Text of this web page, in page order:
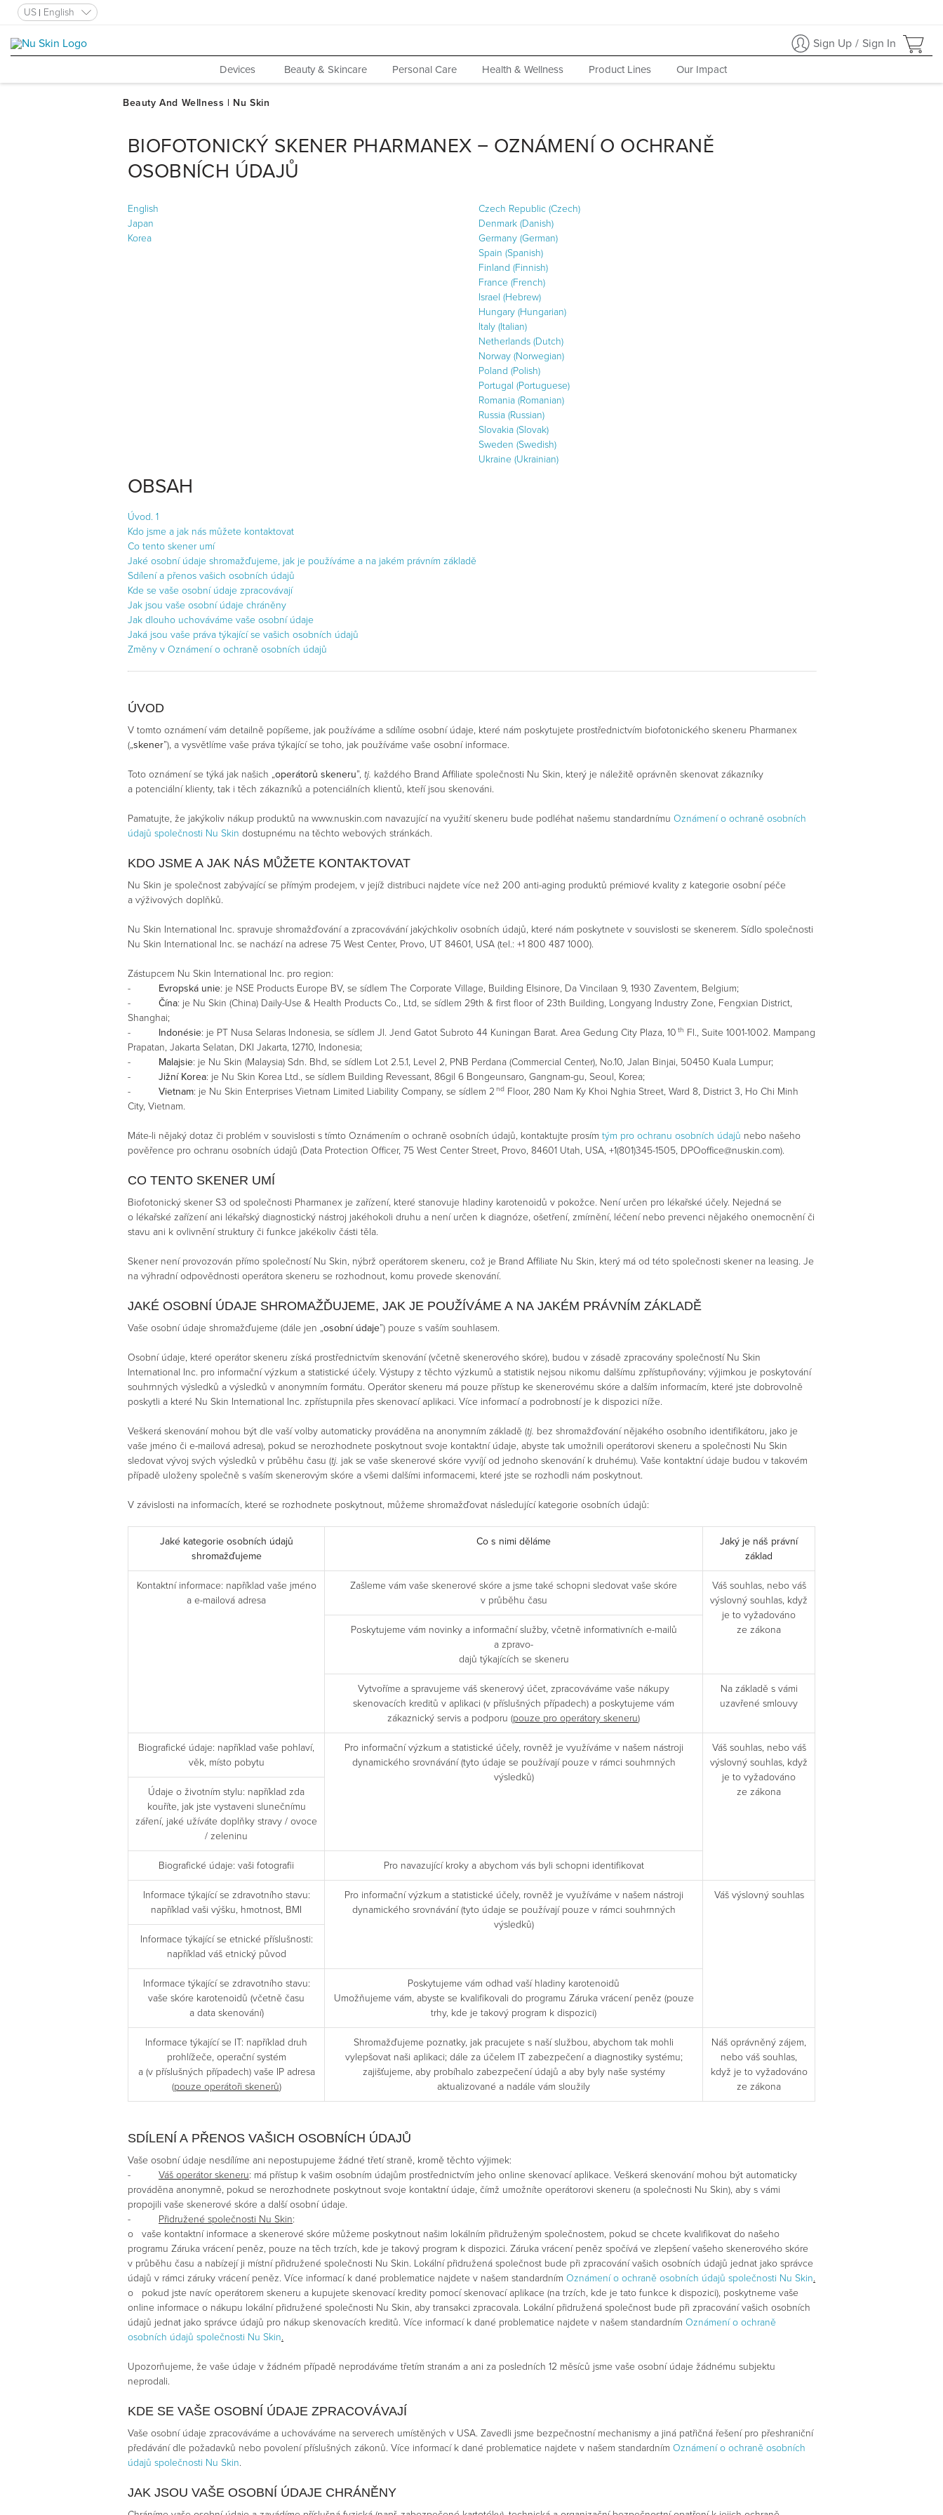
US English
Sign Up / Sign In
Devices Beauty & Skincare Personal Care Health & Wellness Product Lines Our Impact
BIOFOTONICKÝ SKENER PHARMANEX − OZNÁMENÍ O OCHRANĚ
OSOBNÍCH ÚDAJŮ
English
Japan
Korea
Czech Republic (Czech)
Denmark (Danish)
Germany (German)
Spain (Spanish)
Finland (Finnish)
France (French)
Israel (Hebrew)
Hungary (Hungarian)
Italy (Italian)
Netherlands (Dutch)
Norway (Norwegian)
Poland (Polish)
Portugal (Portuguese)
Romania (Romanian)
Russia (Russian)
Slovakia (Slovak)
Sweden (Swedish)
Ukraine (Ukrainian)
OBSAH
Úvod. 1
Kdo jsme a jak nás můžete kontaktovat
Co tento skener umí
Jaké osobní údaje shromažďujeme, jak je používáme a na jakém právním základě
Sdílení a přenos vašich osobních údajů
Kde se vaše osobní údaje zpracovávají
Jak jsou vaše osobní údaje chráněny
Jak dlouho uchováváme vaše osobní údaje
Jaká jsou vaše práva týkající se vašich osobních údajů
Změny v Oznámení o ochraně osobních údajů
ÚVOD
V tomto oznámení vám detailně popíšeme, jak používáme a sdílíme osobní údaje, které nám poskytujete prostřednictvím biofotonického skeneru Pharmanex
(„skener”), a vysvětlíme vaše práva týkající se toho, jak používáme vaše osobní informace.
Toto oznámení se týká jak našich „operátorů skeneru”, tj. každého Brand Affiliate společnosti Nu Skin, který je náležitě oprávněn skenovat zákazníky
a potenciální klienty, tak i těch zákazníků a potenciálních klientů, kteří jsou skenováni.
Pamatujte, že jakýkoliv nákup produktů na www.nuskin.com navazující na využití skeneru bude podléhat našemu standardnímu Oznámení o ochraně osobních
údajů společnosti Nu Skin dostupnému na těchto webových stránkách.
KDO JSME A JAK NÁS MŮŽETE KONTAKTOVAT
Nu Skin je společnost zabývající se přímým prodejem, v jejíž distribuci najdete více než 200 anti-aging produktů prémiové kvality z kategorie osobní péče
a výživových doplňků.
Nu Skin International Inc. spravuje shromažďování a zpracovávání jakýchkoliv osobních údajů, které nám poskytnete v souvislosti se skenerem. Sídlo společnosti
Nu Skin International Inc. se nachází na adrese 75 West Center, Provo, UT 84601, USA (tel.: +1 800 487 1000).
Zástupcem Nu Skin International Inc. pro region:
- Evropská unie: je NSE Products Europe BV, se sídlem The Corporate Village, Building Elsinore, Da Vincilaan 9, 1930 Zaventem, Belgium;
- Čína: je Nu Skin (China) Daily-Use & Health Products Co., Ltd, se sídlem 29th & first floor of 23th Building, Longyang Industry Zone, Fengxian District,
Shanghai;
- Indonésie: je PT Nusa Selaras Indonesia, se sídlem Jl. Jend Gatot Subroto 44 Kuningan Barat. Area Gedung City Plaza, 10 th Fl., Suite 1001-1002. Mampang
Prapatan, Jakarta Selatan, DKI Jakarta, 12710, Indonesia;
- Malajsie: je Nu Skin (Malaysia) Sdn. Bhd, se sídlem Lot 2.5.1, Level 2, PNB Perdana (Commercial Center), No.10, Jalan Binjai, 50450 Kuala Lumpur;
- Jižní Korea: je Nu Skin Korea Ltd., se sídlem Building Revessant, 86gil 6 Bongeunsaro, Gangnam-gu, Seoul, Korea;
- Vietnam: je Nu Skin Enterprises Vietnam Limited Liability Company, se sídlem 2 nd Floor, 280 Nam Ky Khoi Nghia Street, Ward 8, District 3, Ho Chi Minh
City, Vietnam.
Máte-li nějaký dotaz či problém v souvislosti s tímto Oznámením o ochraně osobních údajů, kontaktujte prosím tým pro ochranu osobních údajů nebo našeho
pověřence pro ochranu osobních údajů (Data Protection Officer, 75 West Center Street, Provo, 84601 Utah, USA, +1(801)345-1505, DPOoffice@nuskin.com).
CO TENTO SKENER UMÍ
Biofotonický skener S3 od společnosti Pharmanex je zařízení, které stanovuje hladiny karotenoidů v pokožce. Není určen pro lékařské účely. Nejedná se
o lékařské zařízení ani lékařský diagnostický nástroj jakéhokoli druhu a není určen k diagnóze, ošetření, zmírnění, léčení nebo prevenci nějakého onemocnění či
stavu ani k ovlivnění struktury či funkce jakékoliv části těla.
Skener není provozován přímo společností Nu Skin, nýbrž operátorem skeneru, což je Brand Affiliate Nu Skin, který má od této společnosti skener na leasing. Je
na výhradní odpovědnosti operátora skeneru se rozhodnout, komu provede skenování.
JAKÉ OSOBNÍ ÚDAJE SHROMAŽĎUJEME, JAK JE POUŽÍVÁME A NA JAKÉM PRÁVNÍM ZÁKLADĚ
Vaše osobní údaje shromažďujeme (dále jen „osobní údaje”) pouze s vaším souhlasem.
Osobní údaje, které operátor skeneru získá prostřednictvím skenování (včetně skenerového skóre), budou v zásadě zpracovány společností Nu Skin
International Inc. pro informační výzkum a statistické účely. Výstupy z těchto výzkumů a statistik nejsou nikomu dalšímu zpřístupňovány; výjimkou je poskytování
souhrnných výsledků a výsledků v anonymním formátu. Operátor skeneru má pouze přístup ke skenerovému skóre a dalším informacím, které jste dobrovolně
poskytli a které Nu Skin International Inc. zpřístupnila přes skenovací aplikaci. Více informací a podrobností je k dispozici níže.
Veškerá skenování mohou být dle vaší volby automaticky prováděna na anonymním základě (tj. bez shromažďování nějakého osobního identifikátoru, jako je
vaše jméno či e-mailová adresa), pokud se nerozhodnete poskytnout svoje kontaktní údaje, abyste tak umožnili operátorovi skeneru a společnosti Nu Skin
sledovat vývoj svých výsledků v průběhu času (tj. jak se vaše skenerové skóre vyvíjí od jednoho skenování k druhému). Vaše kontaktní údaje budou v takovém
případě uloženy společně s vaším skenerovým skóre a všemi dalšími informacemi, které jste se rozhodli nám poskytnout.
V závislosti na informacích, které se rozhodnete poskytnout, můžeme shromažďovat následující kategorie osobních údajů:
Jaké kategorie osobních údajů
shromažďujeme
Co s nimi děláme
Jaký je náš právní
základ
Kontaktní informace: například vaše jméno
a e-mailová adresa
Zašleme vám vaše skenerové skóre a jsme také schopni sledovat vaše skóre
v průběhu času
Váš souhlas, nebo váš
výslovný souhlas, když
je to vyžadováno
ze zákona
Poskytujeme vám novinky a informační služby, včetně informativních e-mailů
a zpravo-
dajů týkajících se skeneru
Vytvoříme a spravujeme váš skenerový účet, zpracováváme vaše nákupy
skenovacích kreditů v aplikaci (v příslušných případech) a poskytujeme vám
zákaznický servis a podporu (pouze pro operátory skeneru)
Na základě s vámi
uzavřené smlouvy
Biografické údaje: například vaše pohlaví,
věk, místo pobytu
Pro informační výzkum a statistické účely, rovněž je využíváme v našem nástroji
dynamického srovnávání (tyto údaje se používají pouze v rámci souhrnných
výsledků)
Váš souhlas, nebo váš
výslovný souhlas, když
je to vyžadováno
ze zákona
Údaje o životním stylu: například zda
kouříte, jak jste vystaveni slunečnímu
záření, jaké užíváte doplňky stravy / ovoce
/ zeleninu
Biografické údaje: vaši fotografii Pro navazující kroky a abychom vás byli schopni identifikovat
Informace týkající se zdravotního stavu:
například vaši výšku, hmotnost, BMI
Pro informační výzkum a statistické účely, rovněž je využíváme v našem nástroji
dynamického srovnávání (tyto údaje se používají pouze v rámci souhrnných
výsledků)
Váš výslovný souhlas
Informace týkající se etnické příslušnosti:
například váš etnický původ
Informace týkající se zdravotního stavu:
vaše skóre karotenoidů (včetně času
a data skenování)
Poskytujeme vám odhad vaší hladiny karotenoidů
Umožňujeme vám, abyste se kvalifikovali do programu Záruka vrácení peněz (pouze
trhy, kde je takový program k dispozici)
Informace týkající se IT: například druh
prohlížeče, operační systém
a (v příslušných případech) vaše IP adresa
(pouze operátoři skenerů)
Shromažďujeme poznatky, jak pracujete s naší službou, abychom tak mohli
vylepšovat naši aplikaci; dále za účelem IT zabezpečení a diagnostiky systému;
zajišťujeme, aby probíhalo zabezpečení údajů a aby byly naše systémy
aktualizované a nadále vám sloužily
Náš oprávněný zájem,
nebo váš souhlas,
když je to vyžadováno
ze zákona
SDÍLENÍ A PŘENOS VAŠICH OSOBNÍCH ÚDAJŮ
Vaše osobní údaje nesdílíme ani nepostupujeme žádné třetí straně, kromě těchto výjimek:
- Váš operátor skeneru: má přístup k vašim osobním údajům prostřednictvím jeho online skenovací aplikace. Veškerá skenování mohou být automaticky
prováděna anonymně, pokud se nerozhodnete poskytnout svoje kontaktní údaje, čímž umožníte operátorovi skeneru (a společnosti Nu Skin), aby s vámi
propojili vaše skenerové skóre a další osobní údaje.
- Přidružené společnosti Nu Skin:
o vaše kontaktní informace a skenerové skóre můžeme poskytnout našim lokálním přidruženým společnostem, pokud se chcete kvalifikovat do našeho
programu Záruka vrácení peněz, pouze na těch trzích, kde je takový program k dispozici. Záruka vrácení peněz spočívá ve zlepšení vašeho skenerového skóre
v průběhu času a nabízejí ji místní přidružené společnosti Nu Skin. Lokální přidružená společnost bude při zpracování vašich osobních údajů jednat jako správce
údajů v rámci záruky vrácení peněz. Více informací k dané problematice najdete v našem standardním Oznámení o ochraně osobních údajů společnosti Nu Skin.
o pokud jste navíc operátorem skeneru a kupujete skenovací kredity pomocí skenovací aplikace (na trzích, kde je tato funkce k dispozici), poskytneme vaše
online informace o nákupu lokální přidružené společnosti Nu Skin, aby transakci zpracovala. Lokální přidružená společnost bude při zpracování vašich osobních
údajů jednat jako správce údajů pro nákup skenovacích kreditů. Více informací k dané problematice najdete v našem standardním Oznámení o ochraně
osobních údajů společnosti Nu Skin.
Upozorňujeme, že vaše údaje v žádném případě neprodáváme třetím stranám a ani za posledních 12 měsíců jsme vaše osobní údaje žádnému subjektu
neprodali.
KDE SE VAŠE OSOBNÍ ÚDAJE ZPRACOVÁVAJÍ
Vaše osobní údaje zpracováváme a uchováváme na serverech umístěných v USA. Zavedli jsme bezpečnostní mechanismy a jiná patřičná řešení pro přeshraniční
předávání dle požadavků nebo povolení příslušných zákonů. Více informací k dané problematice najdete v našem standardním Oznámení o ochraně osobních
údajů společnosti Nu Skin.
JAK JSOU VAŠE OSOBNÍ ÚDAJE CHRÁNĚNY